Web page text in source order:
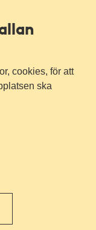
cookies, för att
ska